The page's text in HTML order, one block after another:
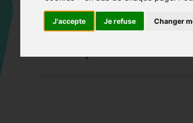
J'accepte Je refuse Changer
FORMASUP